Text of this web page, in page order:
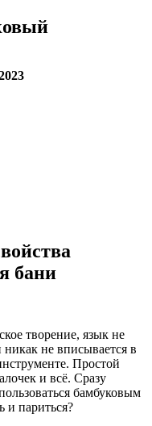
бани
творение, язык не
никак не вписывается в
Простой
и всё. Сразу
бамбуковым
и париться?